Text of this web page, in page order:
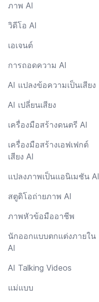
ภาพ AI
วิดีโอ AI
เอเจนต์
การถอดความ AI
AI แปลงข้อความเป็นเสียง
AI เปลี่ยนเสียง
เครื่องมือสร้างดนตรี AI
เครื่องมือสร้างเอฟเฟกต์
เสียง AI
แปลงภาพเป็นแอนิเมชัน AI
สตูดิโอถ่ายภาพ AI
ภาพหัวข้อมืออาชีพ
นักออกแบบตกแต่งภายใน
AI
AI Talking Videos
แม่แบบ